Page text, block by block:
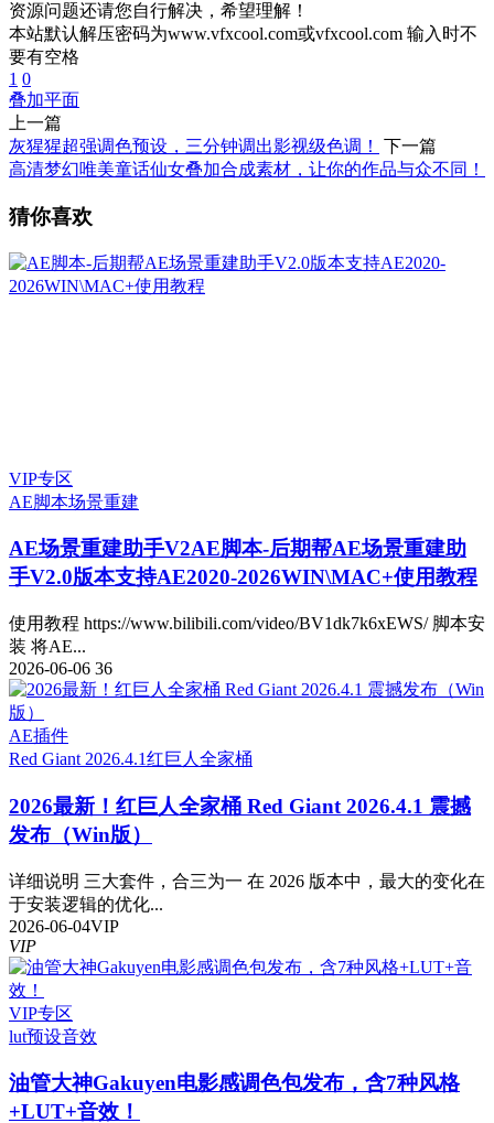
资源问题还请您自行解决，希望理解！
本站默认解压密码为www.vfxcool.com或vfxcool.com 输入时不
要有空格
1 0
叠加平面
上一篇
灰猩猩超强调色预设，三分钟调出影视级色调！
下一篇
高清梦幻唯美童话仙女叠加合成素材，让你的作品与众不同！
猜你喜欢
VIP专区
AE脚本场景重建
AE场景重建助手V2AE脚本-后期帮AE场景重建助
手V2.0版本支持AE2020-2026WIN\MAC+使用教程
使用教程 https://www.bilibili.com/video/BV1dk7k6xEWS/ 脚本安
装 将AE...
2026-06-06 36
AE插件
Red Giant 2026.4.1红巨人全家桶
2026最新！红巨人全家桶 Red Giant 2026.4.1 震撼
发布（Win版）
详细说明 三大套件，合三为一 在 2026 版本中，最大的变化在
于安装逻辑的优化...
2026-06-04VIP
VIP
VIP专区
lut预设音效
油管大神Gakuyen电影感调色包发布，含7种风格
+LUT+音效！